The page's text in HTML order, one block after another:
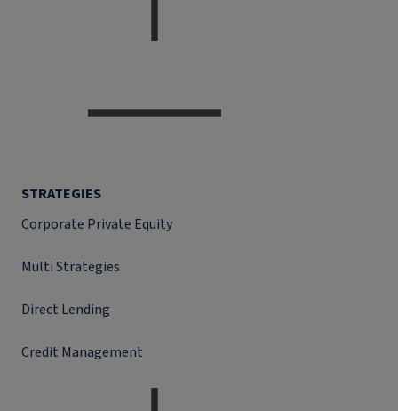
STRATEGIES
Corporate Private Equity
Multi Strategies
Direct Lending
Credit Management